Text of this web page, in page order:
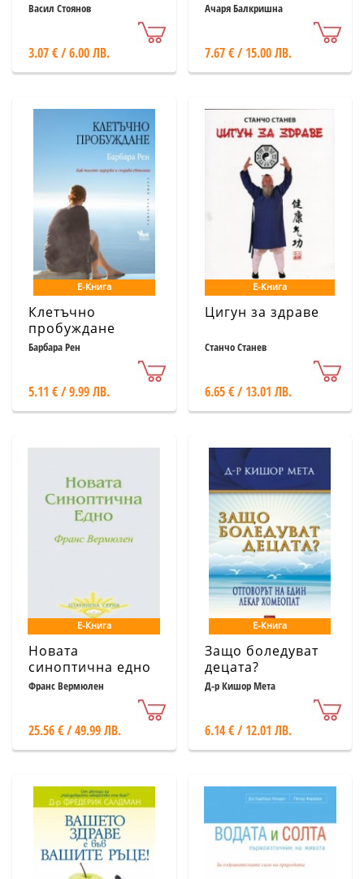
методика
Васил Стоянов
3.07 € / 6.00 ЛВ.
Изчерпателен
Ачаря Балкришна
7.67 € / 15.00 ЛВ.
Е-Книга
Клетъчно
пробуждане
Барбара Рен
5.11 € / 9.99 ЛВ.
Е-Книга
Цигун за здраве
Станчо Станев
6.65 € / 13.01 ЛВ.
Е-Книга
Новата
синоптична едно
Франс Вермюлен
25.56 € / 49.99 ЛВ.
Е-Книга
Защо боледуват
децата?
Д-р Кишор Мета
6.14 € / 12.01 ЛВ.